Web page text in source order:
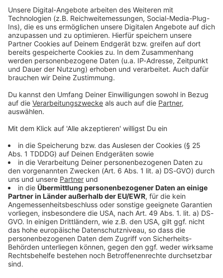
Die Besten der Besten live
on stage - das pure
Konzert-Gefühl im
Webstream!
Das pure Konzert-Gefühl
Gerade läuft:Geboren zu
gewinnen (live)